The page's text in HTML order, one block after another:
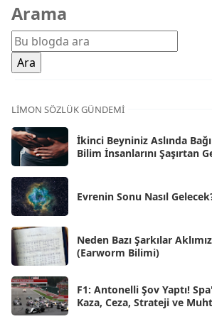
Şub 2026
Oca 2026 [72]
Ara 2025
Kas 2025
Eki 2025
Eyl 2025 [56]
Ağu 2025
Tem 2025
Haz 2025
May 2025 [54]
Nis 2025 [56]
Mar 2025
Arama
LIMON SÖZLÜK GÜNDEMI
İkinci Beyniniz Aslında
Bilim İnsanlarını Şaşırtan
Evrenin Sonu Nasıl
Neden Bazı Şarkılar
(Earworm Bilimi)
F1: Antonelli Şov Yaptı!
Kaza, Ceza, Strateji ve